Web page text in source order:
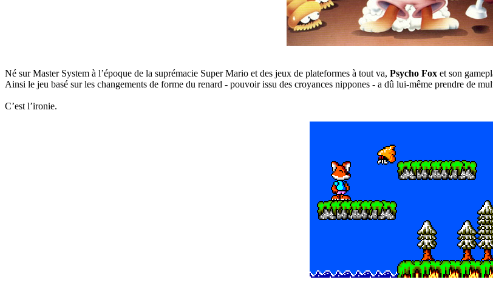
Né sur Master System à l’époque de la suprémacie Super Mario et des jeux de plateformes à tout va, Psycho Fox et son
Ainsi le jeu basé sur les changements de forme du renard - pouvoir issu des croyances nippones - a dû lui-même prendre de
C’est l’ironie.